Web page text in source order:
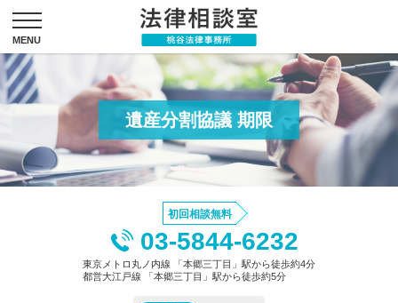
遺産分割協議 期限
初回相談無料
03-5844-6232
東京メトロ丸ノ内線 「本郷三丁目」駅から徒歩約4分
都営大江戸線 「本郷三丁目」駅から徒歩約5分